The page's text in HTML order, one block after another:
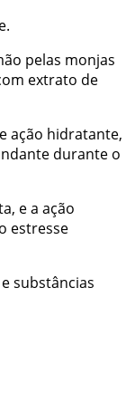
pelas monjas
extrato de
ação hidratante,
durante o
e a ação
estresse
substâncias